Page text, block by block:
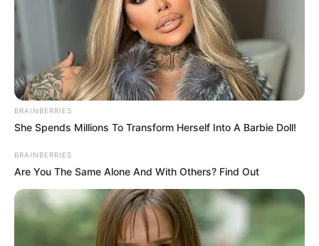
να το χρησιμοποιήσετε, καθώς χρησιμοποιώντας το την
αποδέχεστε. Ο ιστότοπος διατηρεί το δικαίωμα να τροποποιήσει
τους όρους χρήσης.
Επικοινωνήστε μαζί μας:nikolaosgeor@gmail.com
@2022 - nikolaosanaximandros.gr. All Right Reserved. Designed and
Developed byWeb Technical
BRAINBERRIES
She Spends Millions To Transform Herself Into A Barbie Doll!
BRAINBERRIES
Are You The Same Alone And With Others? Find Out